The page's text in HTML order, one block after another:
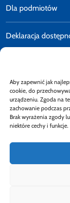
Aby zapewnić jak
cookie, do
urządzeniu. Zgoda na
zachowanie podczas
Brak wyrażenia zgody
niektóre cechy i funkcje.
Dla podmiotów
Deklaracja
E-faktury
Dostępność